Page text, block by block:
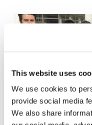
This website uses
We use cookies to
provide social media
We also share